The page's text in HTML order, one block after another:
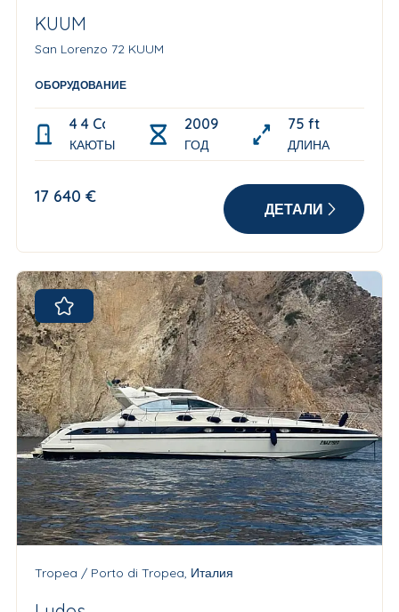
KUUM
San Lorenzo 72 KUUM
OБОРУДОВАНИЕ
4 4 Cabins; 1 Master, 1 Double, 1 VIP, 1 Single all
КАЮТЫ
2009
ГОД
75 ft
ДЛИНА
17 640 €
ДЕТАЛИ
Tropea / Porto di Tropea, Италия